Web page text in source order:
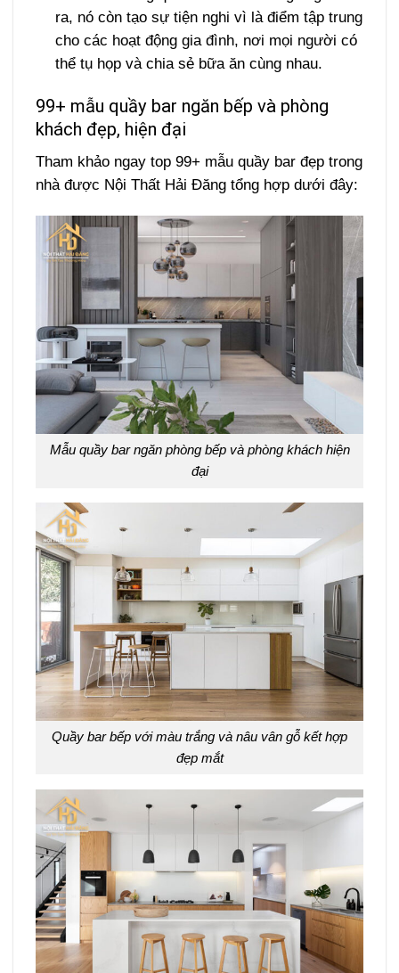
ra, nó còn tạo sự tiện nghi vì là điểm tập trung
cho các hoạt động gia đình, nơi mọi người có
thể tụ họp và chia sẻ bữa ăn cùng nhau.
99+ mẫu quầy bar ngăn bếp và phòng
khách đẹp, hiện đại
Tham khảo ngay top 99+ mẫu quầy bar đẹp trong
nhà được Nội Thất Hải Đăng tổng hợp dưới đây:
Mẫu quầy bar ngăn phòng bếp và phòng khách hiện
đại
Quầy bar bếp với màu trắng và nâu vân gỗ kết hợp
đẹp mắt